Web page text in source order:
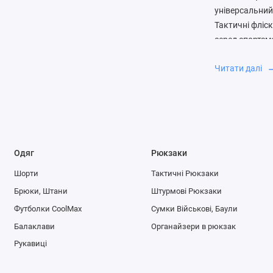
Тактичні
серед
до 400 г/м.
Читати далі
Одяг
Шорти
Брюки, Штани
Футболки CoolMax
Балаклави
Рукавиці
Рюкзаки
Тактичні Рюкзаки
Штурмові Рюкзаки
Сумки Військові, Баули
Органайзери в рюкзак